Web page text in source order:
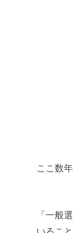
ここ数
「一般